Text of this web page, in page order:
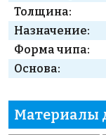
Толщина:
Назначение:
Форма чипа:
Основа:
Материалы